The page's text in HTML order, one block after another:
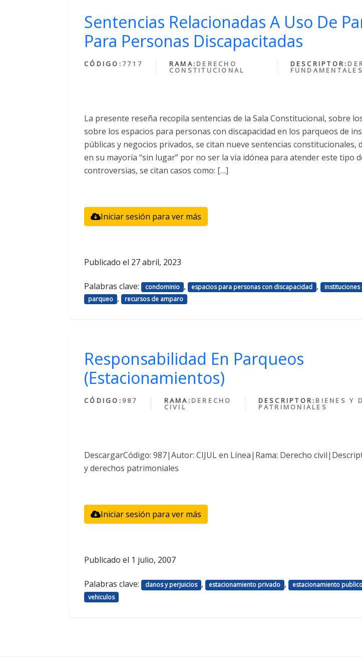
Sentencias Relacionadas A Uso De
Para Personas Discapacitadas
CÓDIGO: 7717 RAMA: DERECHO
CONSTITUCIONAL
DESCRIPTOR:
FUNDAMENTALES
La presente reseña recopila sentencias de la Sala Constitucional, sobre
sobre los espacios para personas con discapacidad en los parqueos de
públicas y negocios privados, se citan nueve sentencias constitucionales,
en su mayoría “sin lugar” por no ser la vía idónea para atender este tipo
controversias, se citan casos como: […]
Iniciar sesión para ver más
Publicado el 27 abril, 2023
Palabras clave: condominio , espacios para personas con discapacidad ,
parqueo , recursos de amparo
Responsabilidad En Parqueos
(Estacionamientos)
CÓDIGO: 987 RAMA: DERECHO
CIVIL
DESCRIPTOR: BIENES Y
PATRIMONIALES
DescargarCódigo: 987|Autor: CIJUL en Línea|Rama: Derecho
y derechos patrimoniales
Iniciar sesión para ver más
Publicado el 1 julio, 2007
Palabras clave: danos y perjuicios , estacionamiento privado , estacionamiento
vehiculos